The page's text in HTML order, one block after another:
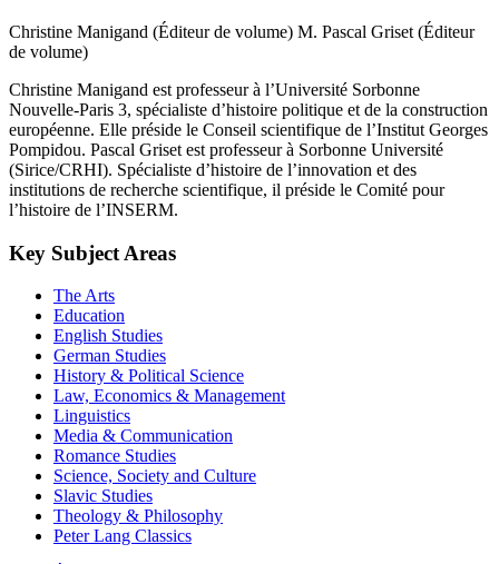
Christine Manigand (Éditeur de volume) M. Pascal Griset (Éditeur
de volume)
Christine Manigand est professeur à l’Université Sorbonne
Nouvelle-Paris 3, spécialiste d’histoire politique et de la construction
européenne. Elle préside le Conseil scientifique de l’Institut Georges
Pompidou. Pascal Griset est professeur à Sorbonne Université
(Sirice/CRHI). Spécialiste d’histoire de l’innovation et des
institutions de recherche scientifique, il préside le Comité pour
l’histoire de l’INSERM.
Key Subject Areas
The Arts
Education
English Studies
German Studies
History & Political Science
Law, Economics & Management
Linguistics
Media & Communication
Romance Studies
Science, Society and Culture
Slavic Studies
Theology & Philosophy
Peter Lang Classics